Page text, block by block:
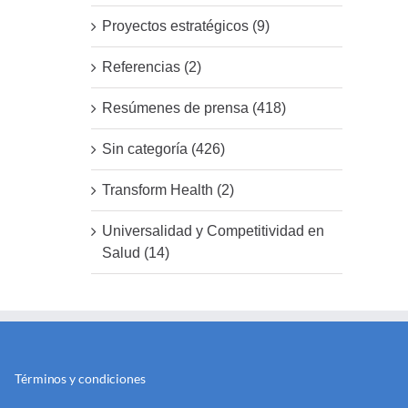
Proyectos estratégicos (9)
Referencias (2)
Resúmenes de prensa (418)
Sin categoría (426)
Transform Health (2)
Universalidad y Competitividad en
Salud (14)
Términos y condiciones